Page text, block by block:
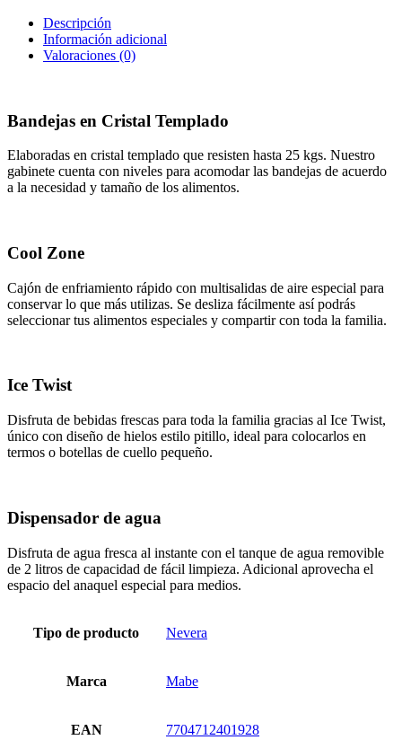
Descripción
Información adicional
Valoraciones (0)
Bandejas en Cristal Templado
Elaboradas en cristal templado que resisten hasta 25 kgs. Nuestro
gabinete cuenta con niveles para acomodar las bandejas de acuerdo
a la necesidad y tamaño de los alimentos.
Cool Zone
Cajón de enfriamiento rápido con multisalidas de aire especial para
conservar lo que más utilizas. Se desliza fácilmente así podrás
seleccionar tus alimentos especiales y compartir con toda la familia.
Ice Twist
Disfruta de bebidas frescas para toda la familia gracias al Ice Twist,
único con diseño de hielos estilo pitillo, ideal para colocarlos en
termos o botellas de cuello pequeño.
Dispensador de agua
Disfruta de agua fresca al instante con el tanque de agua removible
de 2 litros de capacidad de fácil limpieza. Adicional aprovecha el
espacio del anaquel especial para medios.
Tipo de producto Nevera
Marca Mabe
EAN 7704712401928